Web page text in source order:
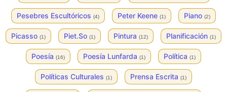
Pesebres Escultóricos (4) Peter Keene (1) Piano (2)
Picasso (1) Piet.So (1) Pintura (12) Planificación (1)
Poesía (16) Poesía Lunfarda (1) Política (1)
Políticas Culturales (1) Prensa Escrita (1)